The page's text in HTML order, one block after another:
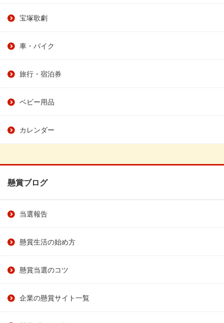
宝塚歌劇
車・バイク
旅行・宿泊券
ベビー用品
カレンダー
懸賞ブログ
当選報告
懸賞生活の始め方
懸賞当選のコツ
企業の懸賞サイト一覧